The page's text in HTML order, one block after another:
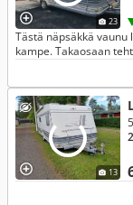
23
Tästä näpsäkkä
kampe. Takaosaan
13